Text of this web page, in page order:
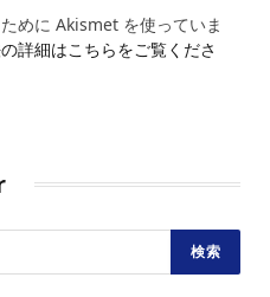
めに Akismet を使っていま
詳細はこちらをご覧くださ